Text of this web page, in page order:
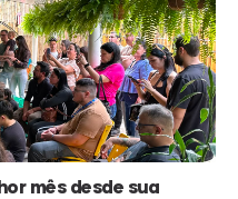
mês desde sua